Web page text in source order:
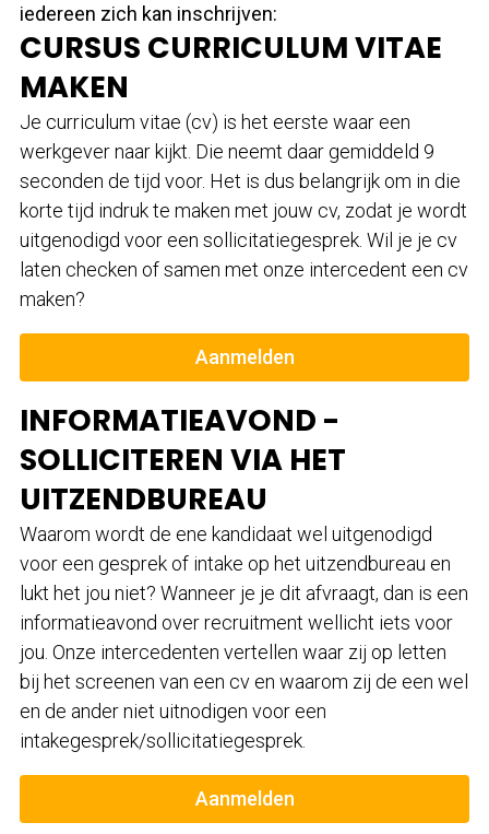
iedereen zich kan inschrijven:
CURSUS CURRICULUM VITAE
MAKEN
Je curriculum vitae (cv) is het eerste waar een
werkgever naar kijkt. Die neemt daar gemiddeld 9
seconden de tijd voor. Het is dus belangrijk om in die
korte tijd indruk te maken met jouw cv, zodat je wordt
uitgenodigd voor een sollicitatiegesprek. Wil je je cv
laten checken of samen met onze intercedent een cv
maken?
Aanmelden
INFORMATIEAVOND -
SOLLICITEREN VIA HET
UITZENDBUREAU
Waarom wordt de ene kandidaat wel uitgenodigd
voor een gesprek of intake op het uitzendbureau en
lukt het jou niet? Wanneer je je dit afvraagt, dan is een
informatieavond over recruitment wellicht iets voor
jou. Onze intercedenten vertellen waar zij op letten
bij het screenen van een cv en waarom zij de een wel
en de ander niet uitnodigen voor een
intakegesprek/sollicitatiegesprek.
Aanmelden